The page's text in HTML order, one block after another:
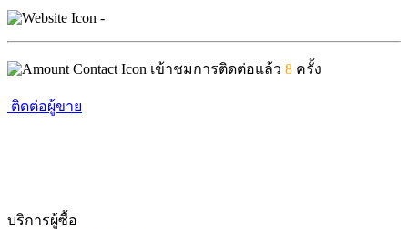
-
เข้าชมการติดต่อแล้ว 8 ครั้ง
ติดต่อผู้ขาย
บริการผู้ซื้อ